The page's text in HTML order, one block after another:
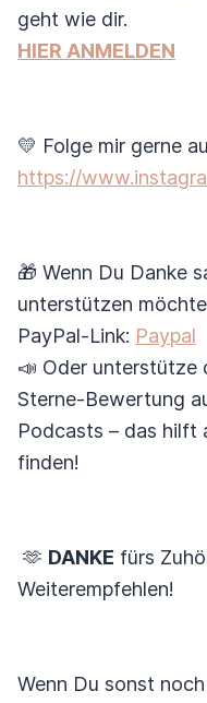
geht wie dir.
HIER ANMELDEN
💛 Folge mir gerne
https://
🎁 Wenn Du Danke
unterstützen
PayPal-Link: Paypal
📣 Oder unterstütze
Sterne-Bewertung
Podcasts – das hilft
finden!
🫶 DANKE fürs
Weiterempfehlen!
Wenn Du sonst